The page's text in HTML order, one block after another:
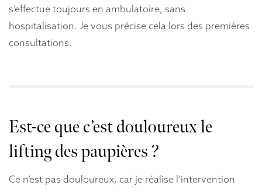
s’effectue toujours en ambulatoire, sans
hospitalisation. Je vous précise cela lors des premières
consultations.
Est-ce que c’est douloureux le
lifting des paupières ?
Ce n’est pas douloureux, car je réalise l’intervention